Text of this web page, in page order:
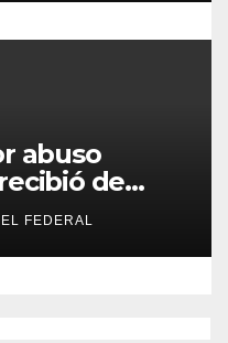
abuso
de
del
de La
FEDERAL